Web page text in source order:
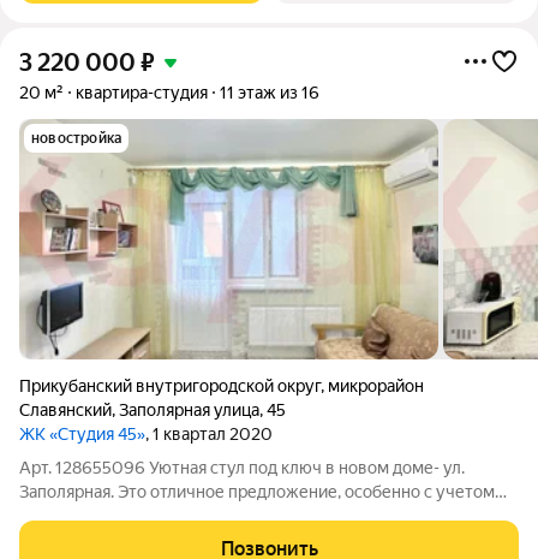
3 220 000 ₽
20 м² квартира-студия 11 этаж из 16
новостройка
Прикубанский внутригородской округ, микрорайон
Славянский,Заполярная улица,45
ЖК «Студия 45», 1 квартал 2020
Арт. 128655096 Уютная стул под ключ в новом доме- ул.
Заполярная. Это отличное предложение, особенно с учетом
Студии на Заполярной пользуются спросом благодаря новизне
Позвонить